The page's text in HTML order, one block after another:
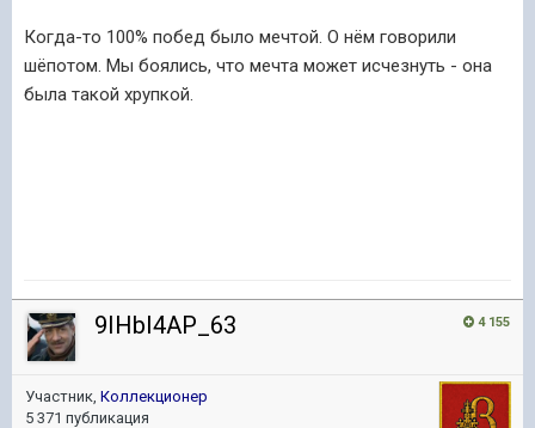
Когда-то 100% побед было мечтой. О нём говорили
шёпотом. Мы боялись, что мечта может исчезнуть - она
была такой хрупкой.
4 155
9IHbI4AP_63
Участник, Коллекционер
5 371 публикация